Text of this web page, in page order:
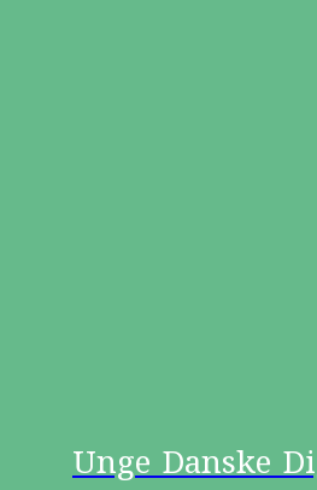
Unge Danske